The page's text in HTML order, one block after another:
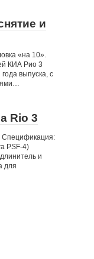
и
«на 10».
КИА Рио 3
выпуска, с
Rio 3
Спецификация:
PSF-4)
и
для